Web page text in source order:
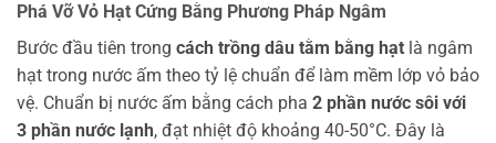
Phá Vỡ Vỏ Hạt Cứng Bằng Phương Pháp Ngâm
Bước đầu tiên trong cách trồng dâu tằm bằng hạt là ngâm
hạt trong nước ấm theo tỷ lệ chuẩn để làm mềm lớp vỏ bảo
vệ. Chuẩn bị nước ấm bằng cách pha 2 phần nước sôi với
3 phần nước lạnh, đạt nhiệt độ khoảng 40-50°C. Đây là